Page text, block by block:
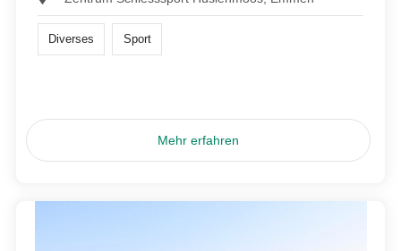
Diverses Sport
Mehr erfahren